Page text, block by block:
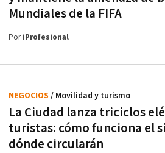
Mundiales de la FIFA
PoriProfesional
La Ciudad lanza triciclos
turistas: cómo funciona el
dónde circularán
NEGOCIOS / Movilidad y turismo